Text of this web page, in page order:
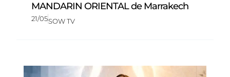
MANDARIN ORIENTAL de Marrakech
21/05SOW TV